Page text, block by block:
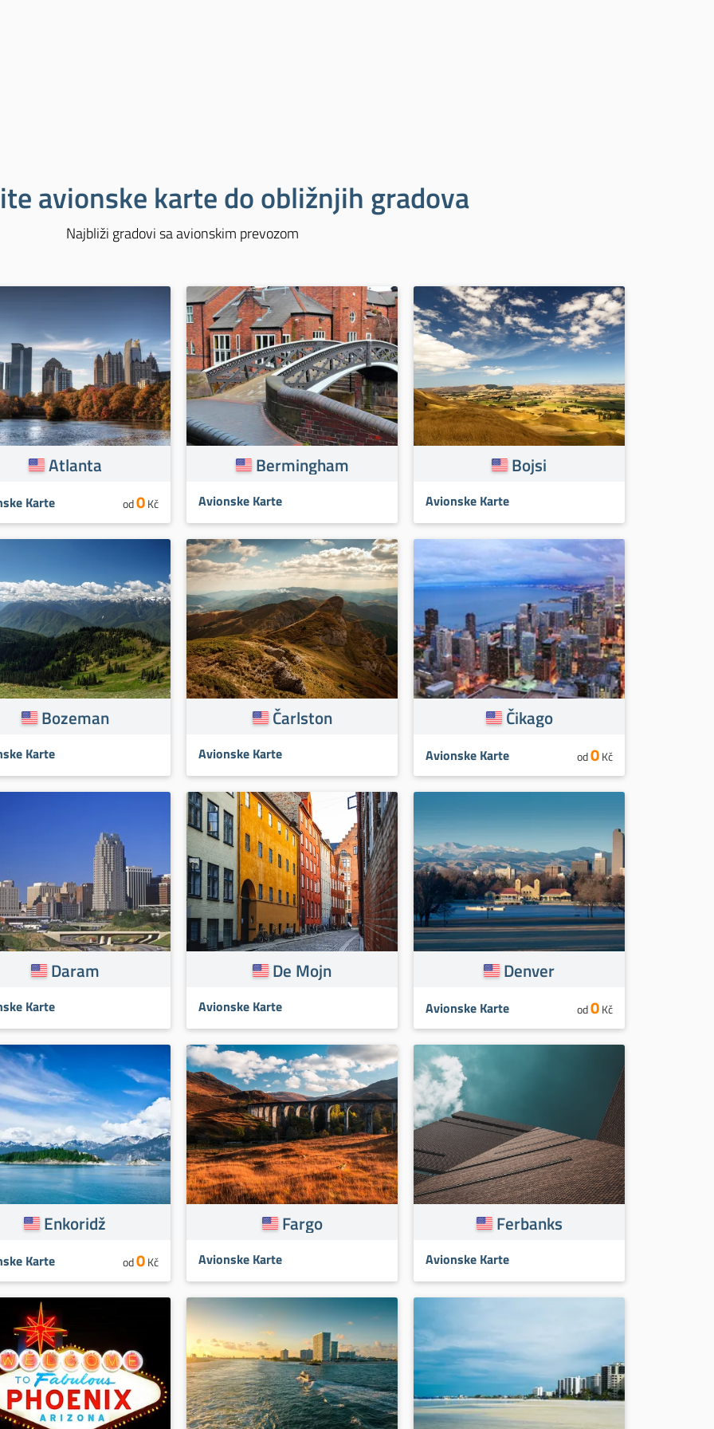
avionske karte do obližnjih gradova
Najbliži gradovi sa avionskim prevozom
Atlanta
Karte od0Kč
Bermingham
Avionske Karte
Bojsi
Avionske Karte
Bozeman
Karte
Čarlston
Avionske Karte
Čikago
Avionske Karte od0Kč
Daram
Karte
De Mojn
Avionske Karte
Denver
Avionske Karte od0Kč
Enkoridž
Karte od0Kč
Fargo
Avionske Karte
Ferbanks
Avionske Karte